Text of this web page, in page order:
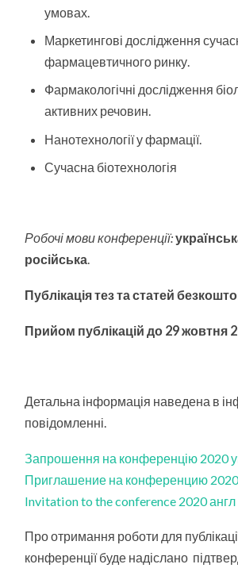
умовах.
Маркетингові дослідження
фармацевтичного ринку.
Фармакологічні дослідження
активних речовин.
Нанотехнології у фармації.
Сучасна біотехнологія
Робочі мови конференції:
російська.
Публікація тез та статей
Прийом публікацій до 29 жовтня
Детальна інформація наведена в
повідомленні.
Запрошення на конференцію 2020
Приглашение на конференцию
Invitation to the conference 2020 англ
Про отримання роботи для
конференції буде надіслано